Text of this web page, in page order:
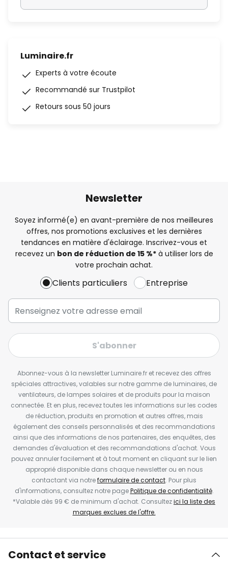
Luminaire.fr
Experts à votre écoute
Recommandé sur Trustpilot
Retours sous 50 jours
Newsletter
Soyez informé(e) en avant-première de nos meilleures
offres, nos promotions exclusives et les dernières
tendances en matière d'éclairage. Inscrivez-vous et
recevez un bon de réduction de 15 %*à utiliser lors de
votre prochain achat.
Clients particuliers Entreprise
S'abonner
Abonnez-vous à la newsletter Luminaire.fr et recevez des offres
spéciales attractives, valables sur notre gamme de luminaires, de
ventilateurs, de lampes solaires et de produits pour la maison
connectée. Et en plus, recevez toutes les informations sur les codes
de réduction, produits en promotion et autres offres, mais
également des conseils personnalisés et des recommandations
ainsi que des informations de nos partenaires, des enquêtes, des
demandes d'évaluation et des recommandations d'achat. Vous
pouvez annuler facilement et à tout moment en cliquant sur le lien
approprié disponible dans chaque newsletter ou en nous
contactant via notreformulaire de contact. Pour plus
d'informations, consultez notre pagePolitique de confidentialité.
*Valable dès 99 € de minimum d'achat. Consultezici la liste des
marques exclues de l'offre.
Contact et service